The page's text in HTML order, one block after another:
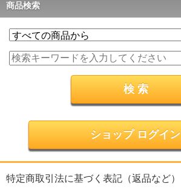
商品検索
ショップ ログイン
特定商取引法に基づく表記（返品など）